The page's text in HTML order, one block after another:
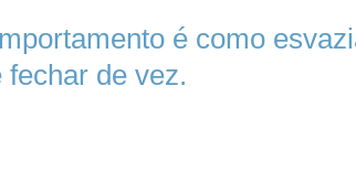
é como
de vez.